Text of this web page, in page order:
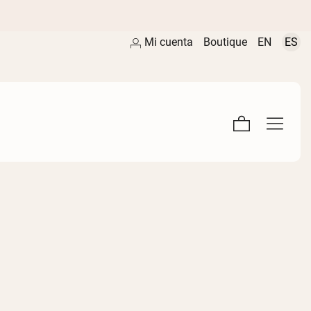
Mi cuenta Boutique EN ES